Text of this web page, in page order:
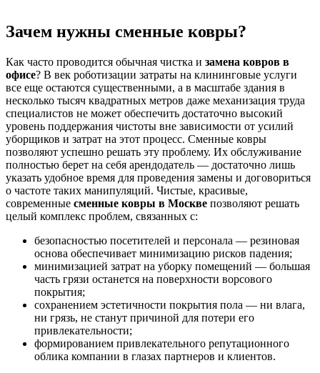
Зачем нужны сменные ковры?
Как часто проводится обычная чистка и замена ковров в
офисе? В век роботизации затраты на клининговые услуги
все еще остаются существенными, а в масштабе здания в
несколько тысяч квадратных метров даже механизация труда
специалистов не может обеспечить достаточно высокий
уровень поддержания чистоты вне зависимости от усилий
уборщиков и затрат на этот процесс. Сменные ковры
позволяют успешно решать эту проблему. Их обслуживание
полностью берет на себя арендодатель — достаточно лишь
указать удобное время для проведения замены и договориться
о частоте таких манипуляций. Чистые, красивые,
современные сменные ковры в Москве позволяют решать
целый комплекс проблем, связанных с:
безопасностью посетителей и персонала — резиновая
основа обеспечивает минимизацию рисков падения;
минимизацией затрат на уборку помещений — большая
часть грязи останется на поверхности ворсового
покрытия;
сохранением эстетичности покрытия пола — ни влага,
ни грязь, не станут причиной для потери его
привлекательности;
формированием привлекательного репутационного
облика компании в глазах партнеров и клиентов.